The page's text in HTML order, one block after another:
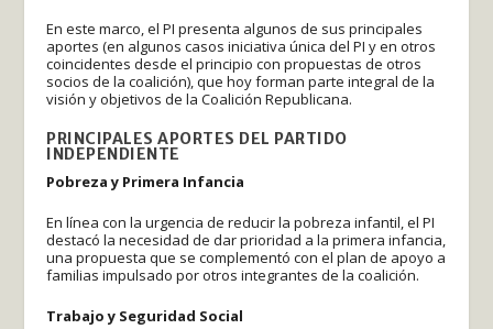
En este marco, el PI presenta algunos de sus principales
aportes (en algunos casos iniciativa única del PI y en otros
coincidentes desde el principio con propuestas de otros
socios de la coalición), que hoy forman parte integral de la
visión y objetivos de la Coalición Republicana.
PRINCIPALES APORTES DEL PARTIDO
INDEPENDIENTE
Pobreza y Primera Infancia
En línea con la urgencia de reducir la pobreza infantil, el PI
destacó la necesidad de dar prioridad a la primera infancia,
una propuesta que se complementó con el plan de apoyo a
familias impulsado por otros integrantes de la coalición.
Trabajo y Seguridad Social